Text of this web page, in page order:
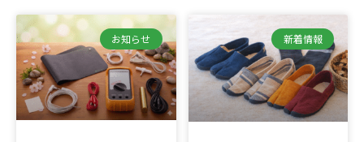
お知らせ 新着情報